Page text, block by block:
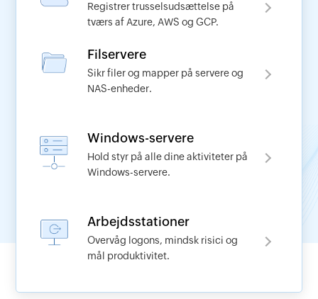
Registrer trusselsudsættelse på
tværs af Azure, AWS og GCP.
Filservere
Sikr filer og mapper på servere og
NAS-enheder.
Windows-servere
Hold styr på alle dine aktiviteter på
Windows-servere.
Arbejdsstationer
Overvåg logons, mindsk risici og
mål produktivitet.
Anmod om en demo
Navn
Telefonnummer*